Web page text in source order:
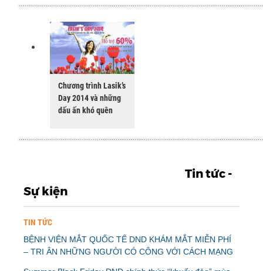
Chương trình Lasik’s
Day 2014 và những
dấu ấn khó quên
Tin tức -
Sự kiện
TIN TỨC
BỆNH VIỆN MẮT QUỐC TẾ DND KHÁM MẮT MIỄN PHÍ
– TRI ÂN NHỮNG NGƯỜI CÓ CÔNG VỚI CÁCH MẠNG